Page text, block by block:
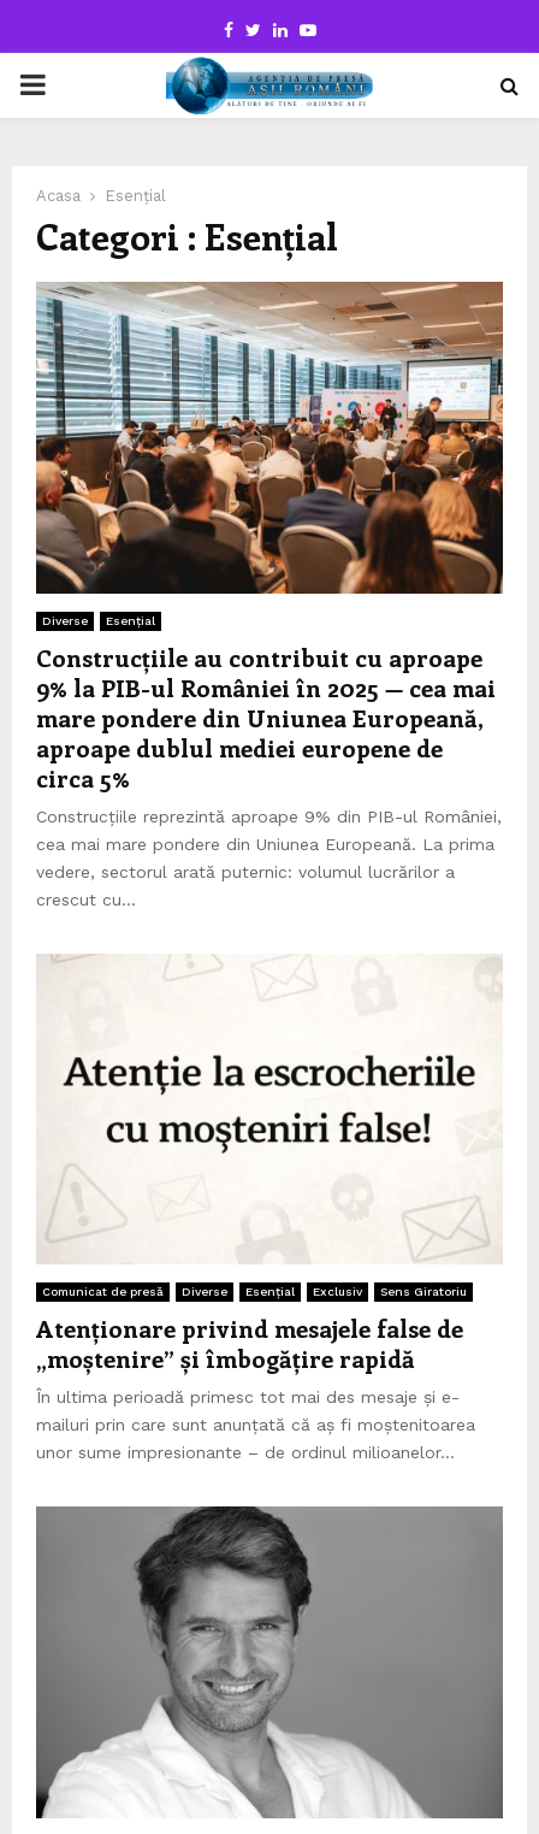
Facebook
TwitterLinkedinYoutube
PRIMARY
Acasa Esențial
Categori : Esențial
Diverse Esențial
Construcțiile au contribuit cu aproape
9% la PIB-ul României în 2025 — cea mai
mare pondere din Uniunea Europeană,
aproape dublul mediei europene de
circa 5%
Construcțiile reprezintă aproape 9% din PIB-ul României,
cea mai mare pondere din Uniunea Europeană. La prima
vedere, sectorul arată puternic: volumul lucrărilor a
crescut cu...
Comunicat de presă Diverse Esențial Exclusiv Sens Giratoriu
Atenționare privind mesajele false de
„moștenire” și îmbogățire rapidă
În ultima perioadă primesc tot mai des mesaje și e-
mailuri prin care sunt anunțată că aș fi moștenitoarea
unor sume impresionante – de ordinul milioanelor...